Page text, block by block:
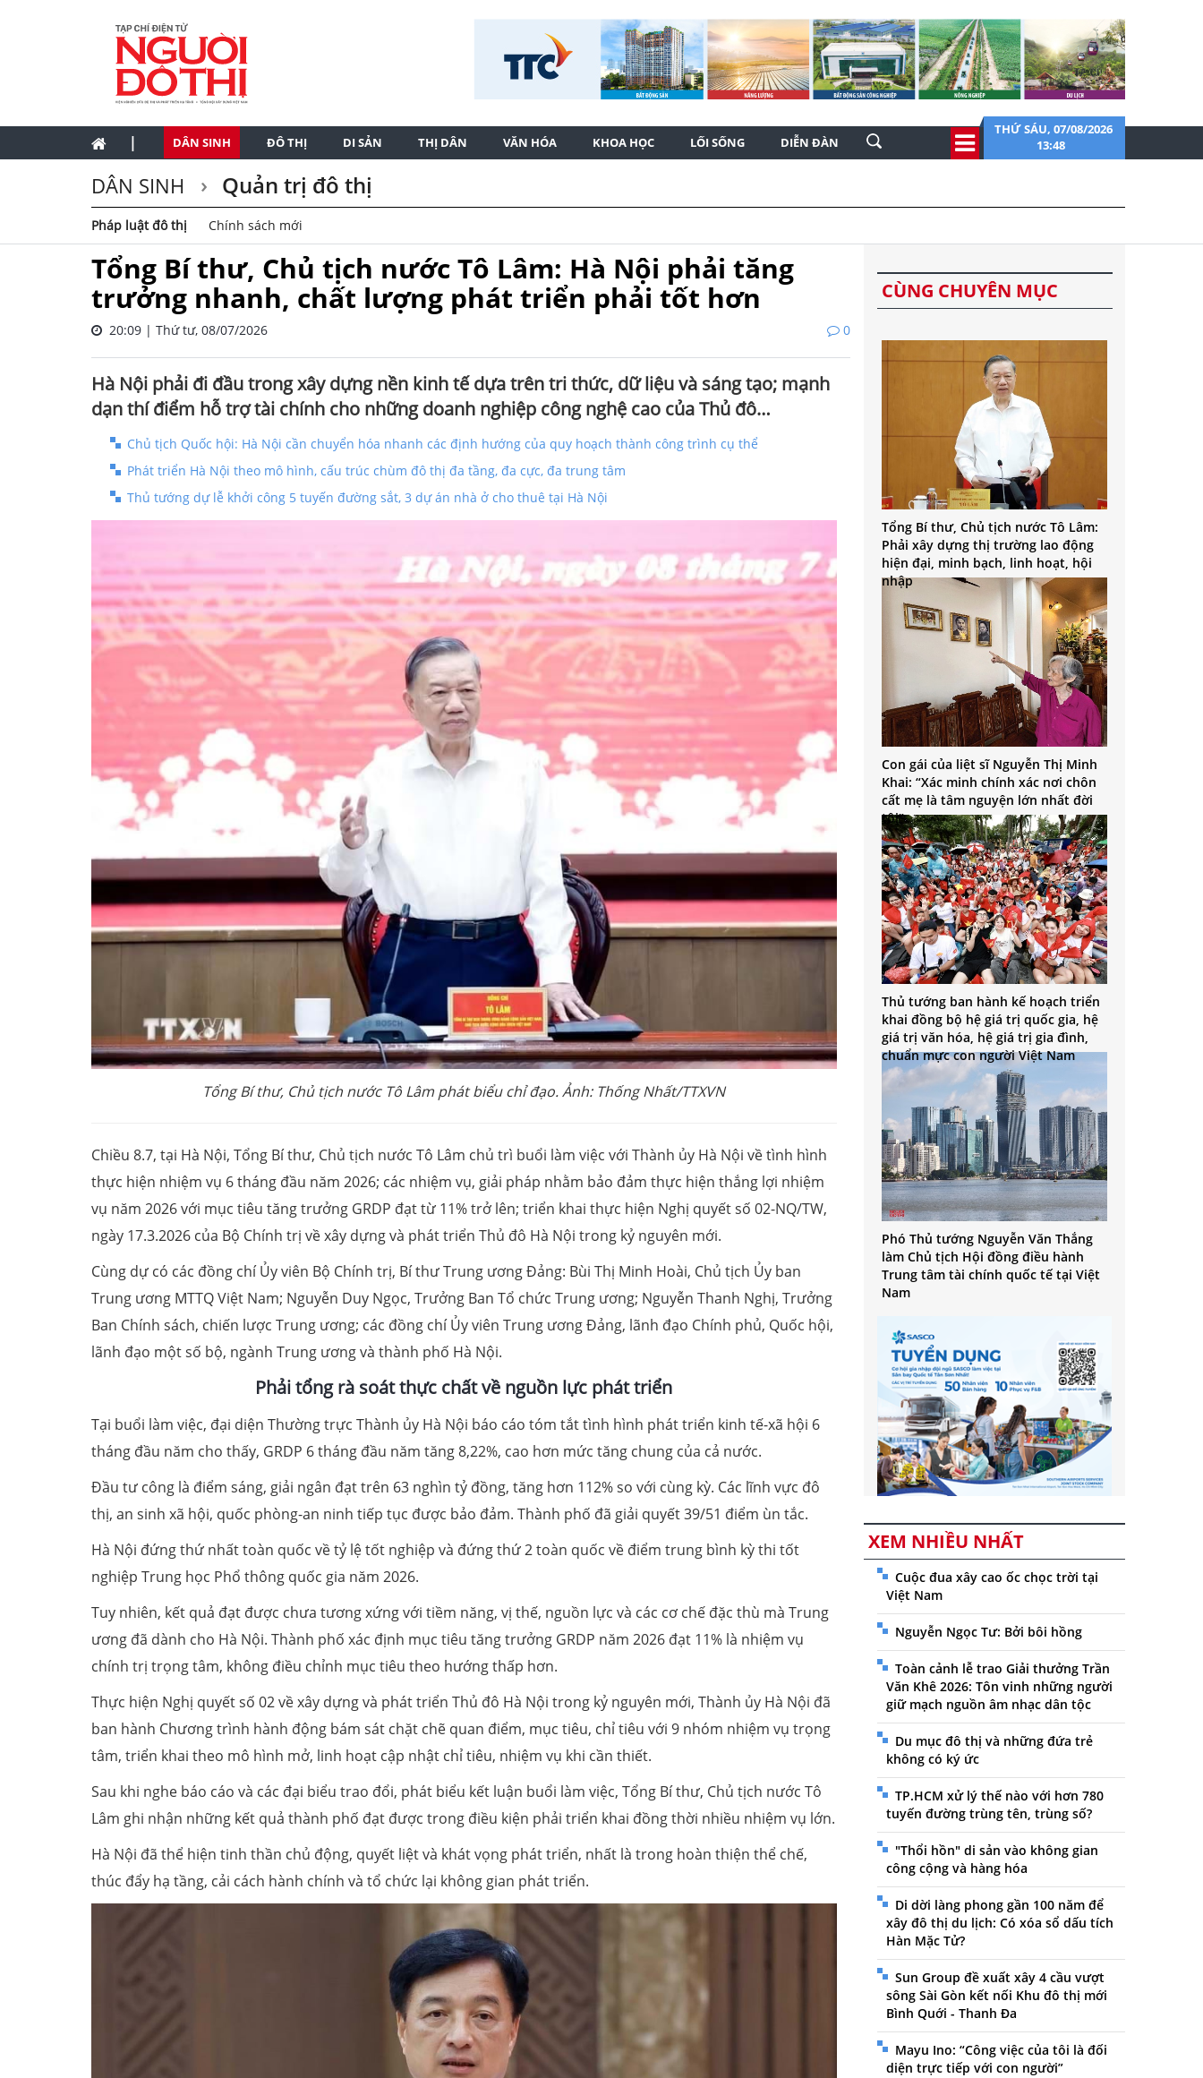
| DÂN SINH ĐÔ THỊ DI SẢN THỊ DÂN VĂN HÓA KHOA HỌC LỐI SỐNG DIỄN ĐÀN
THỨ SÁU, 07/08/2026
13:48
DÂN SINH Quản trị đô thị
Pháp luật đô thị Chính sách mới
Tổng Bí thư, Chủ tịch nước Tô Lâm: Hà Nội phải tăng
trưởng nhanh, chất lượng phát triển phải tốt hơn
20:09 | Thứ tư, 08/07/2026 0
Hà Nội phải đi đầu trong xây dựng nền kinh tế dựa trên tri thức, dữ liệu và sáng tạo; mạnh
dạn thí điểm hỗ trợ tài chính cho những doanh nghiệp công nghệ cao của Thủ đô…
Chủ tịch Quốc hội: Hà Nội cần chuyển hóa nhanh các định hướng của quy hoạch thành công trình cụ thể
Phát triển Hà Nội theo mô hình, cấu trúc chùm đô thị đa tầng, đa cực, đa trung tâm
Thủ tướng dự lễ khởi công 5 tuyến đường sắt, 3 dự án nhà ở cho thuê tại Hà Nội
Tổng Bí thư, Chủ tịch nước Tô Lâm phát biểu chỉ đạo. Ảnh: Thống Nhất/TTXVN
Chiều 8.7, tại Hà Nội, Tổng Bí thư, Chủ tịch nước Tô Lâm chủ trì buổi làm việc với Thành ủy Hà Nội về tình hình
thực hiện nhiệm vụ 6 tháng đầu năm 2026; các nhiệm vụ, giải pháp nhằm bảo đảm thực hiện thắng lợi nhiệm
vụ năm 2026 với mục tiêu tăng trưởng GRDP đạt từ 11% trở lên; triển khai thực hiện Nghị quyết số 02-NQ/TW,
ngày 17.3.2026 của Bộ Chính trị về xây dựng và phát triển Thủ đô Hà Nội trong kỷ nguyên mới.
Cùng dự có các đồng chí Ủy viên Bộ Chính trị, Bí thư Trung ương Đảng: Bùi Thị Minh Hoài, Chủ tịch Ủy ban
Trung ương MTTQ Việt Nam; Nguyễn Duy Ngọc, Trưởng Ban Tổ chức Trung ương; Nguyễn Thanh Nghị, Trưởng
Ban Chính sách, chiến lược Trung ương; các đồng chí Ủy viên Trung ương Đảng, lãnh đạo Chính phủ, Quốc hội,
lãnh đạo một số bộ, ngành Trung ương và thành phố Hà Nội.
Phải tổng rà soát thực chất về nguồn lực phát triển
Tại buổi làm việc, đại diện Thường trực Thành ủy Hà Nội báo cáo tóm tắt tình hình phát triển kinh tế-xã hội 6
tháng đầu năm cho thấy, GRDP 6 tháng đầu năm tăng 8,22%, cao hơn mức tăng chung của cả nước.
Đầu tư công là điểm sáng, giải ngân đạt trên 63 nghìn tỷ đồng, tăng hơn 112% so với cùng kỳ. Các lĩnh vực đô
thị, an sinh xã hội, quốc phòng-an ninh tiếp tục được bảo đảm. Thành phố đã giải quyết 39/51 điểm ùn tắc.
Hà Nội đứng thứ nhất toàn quốc về tỷ lệ tốt nghiệp và đứng thứ 2 toàn quốc về điểm trung bình kỳ thi tốt
nghiệp Trung học Phổ thông quốc gia năm 2026.
Tuy nhiên, kết quả đạt được chưa tương xứng với tiềm năng, vị thế, nguồn lực và các cơ chế đặc thù mà Trung
ương đã dành cho Hà Nội. Thành phố xác định mục tiêu tăng trưởng GRDP năm 2026 đạt 11% là nhiệm vụ
chính trị trọng tâm, không điều chỉnh mục tiêu theo hướng thấp hơn.
Thực hiện Nghị quyết số 02 về xây dựng và phát triển Thủ đô Hà Nội trong kỷ nguyên mới, Thành ủy Hà Nội đã
ban hành Chương trình hành động bám sát chặt chẽ quan điểm, mục tiêu, chỉ tiêu với 9 nhóm nhiệm vụ trọng
tâm, triển khai theo mô hình mở, linh hoạt cập nhật chỉ tiêu, nhiệm vụ khi cần thiết.
Sau khi nghe báo cáo và các đại biểu trao đổi, phát biểu kết luận buổi làm việc, Tổng Bí thư, Chủ tịch nước Tô
Lâm ghi nhận những kết quả thành phố đạt được trong điều kiện phải triển khai đồng thời nhiều nhiệm vụ lớn.
Hà Nội đã thể hiện tinh thần chủ động, quyết liệt và khát vọng phát triển, nhất là trong hoàn thiện thể chế,
thúc đẩy hạ tầng, cải cách hành chính và tổ chức lại không gian phát triển.
CÙNG CHUYÊN MỤC
Tổng Bí thư, Chủ tịch nước Tô Lâm:
Phải xây dựng thị trường lao động
hiện đại, minh bạch, linh hoạt, hội
nhập
Con gái của liệt sĩ Nguyễn Thị Minh
Khai: “Xác minh chính xác nơi chôn
cất mẹ là tâm nguyện lớn nhất đời
tôi”
Thủ tướng ban hành kế hoạch triển
khai đồng bộ hệ giá trị quốc gia, hệ
giá trị văn hóa, hệ giá trị gia đình,
chuẩn mực con người Việt Nam
Phó Thủ tướng Nguyễn Văn Thắng
làm Chủ tịch Hội đồng điều hành
Trung tâm tài chính quốc tế tại Việt
Nam
XEM NHIỀU NHẤT
Cuộc đua xây cao ốc chọc trời tại
Việt Nam
Nguyễn Ngọc Tư: Bởi bôi hồng
Toàn cảnh lễ trao Giải thưởng Trần
Văn Khê 2026: Tôn vinh những người
giữ mạch nguồn âm nhạc dân tộc
Du mục đô thị và những đứa trẻ
không có ký ức
TP.HCM xử lý thế nào với hơn 780
tuyến đường trùng tên, trùng số?
"Thổi hồn" di sản vào không gian
công cộng và hàng hóa
Di dời làng phong gần 100 năm để
xây đô thị du lịch: Có xóa sổ dấu tích
Hàn Mặc Tử?
Sun Group đề xuất xây 4 cầu vượt
sông Sài Gòn kết nối Khu đô thị mới
Bình Quới - Thanh Đa
Mayu Ino: “Công việc của tôi là đối
diện trực tiếp với con người”